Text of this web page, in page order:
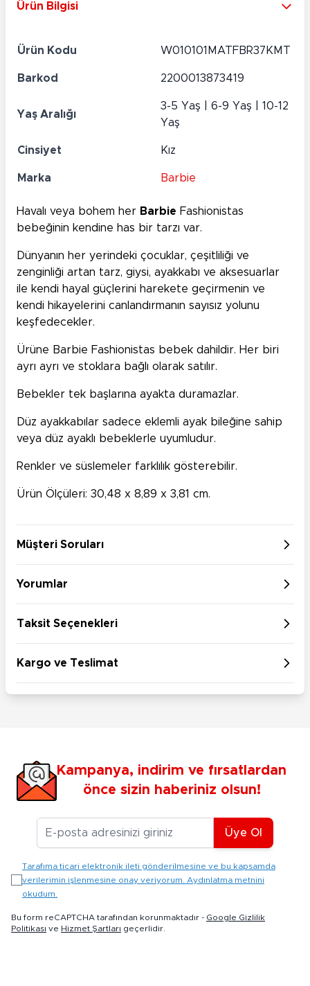
Ürün Bilgisi
Ürün Kodu W010101MATFBR37KMT
Barkod 2200013873419
Yaş Aralığı
3-5 Yaş | 6-9 Yaş | 10-12
Yaş
Cinsiyet Kız
Marka Barbie
Havalı veya bohem her Barbie Fashionistas
bebeğinin kendine has bir tarzı var.
Dünyanın her yerindeki çocuklar, çeşitliliği ve
zenginliği artan tarz, giysi, ayakkabı ve aksesuarlar
ile kendi hayal güçlerini harekete geçirmenin ve
kendi hikayelerini canlandırmanın sayısız yolunu
keşfedecekler.
Ürüne Barbie Fashionistas bebek dahildir. Her biri
ayrı ayrı ve stoklara bağlı olarak satılır.
Bebekler tek başlarına ayakta duramazlar.
Düz ayakkabılar sadece eklemli ayak bileğine sahip
veya düz ayaklı bebeklerle uyumludur.
Renkler ve süslemeler farklılık gösterebilir.
Ürün Ölçüleri: 30,48 x 8,89 x 3,81 cm.
Müşteri Soruları
Yorumlar
Taksit Seçenekleri
Kargo ve Teslimat
Kampanya, indirim ve fırsatlardan
önce sizin haberiniz olsun!
E-posta Adresiniz
Üye Ol
Tarafıma ticari elektronik ileti gönderilmesine ve bu kapsamda
verilerimin işlenmesine onay veriyorum. Aydınlatma metnini
okudum.
Bu form reCAPTCHA tarafından korunmaktadır - Google Gizlilik
Politikası ve Hizmet Şartları geçerlidir.